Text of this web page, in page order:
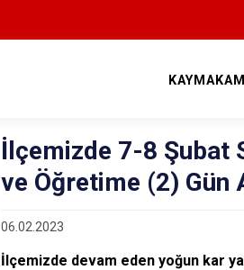
İlçemizde 7-8 Şubat
ve Öğretime (2)
06.02.2023
İlçemizde devam eden yoğun kar